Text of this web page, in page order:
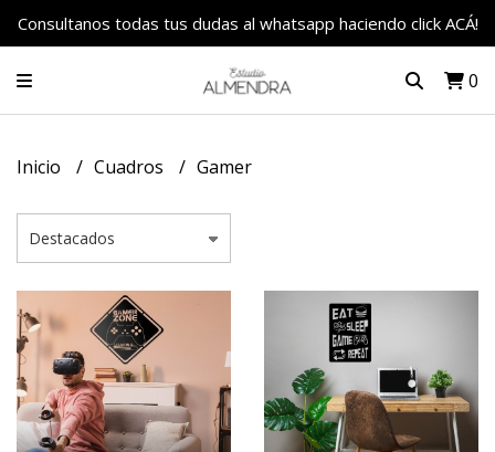
Consultanos todas tus dudas al whatsapp haciendo click ACÁ!
0
Inicio Cuadros Gamer